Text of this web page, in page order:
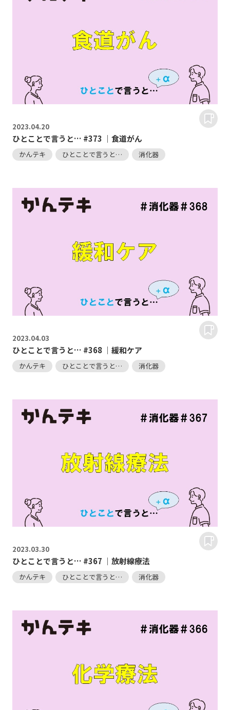
2023.04.20
ひとことで言うと… #373 ｜食道がん
かんテキ ひとことで言うと… 消化器
2023.04.03
ひとことで言うと… #368 ｜緩和ケア
かんテキ ひとことで言うと… 消化器
2023.03.30
ひとことで言うと… #367 ｜放射線療法
かんテキ ひとことで言うと… 消化器